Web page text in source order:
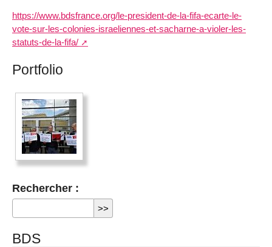
https://www.bdsfrance.org/le-president-de-la-fifa-ecarte-le-
vote-sur-les-colonies-israeliennes-et-sacharne-a-violer-les-
statuts-de-la-fifa/
Portfolio
Rechercher :
BDS